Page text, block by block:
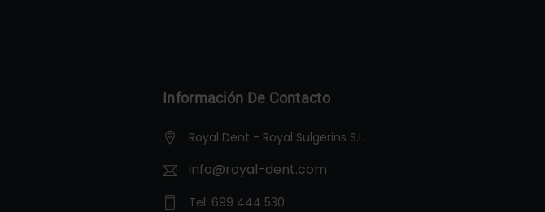
Información De Contacto
Royal Dent - Royal Sulgerins S.L.
info@royal-dent.com
Tel: 699 444 530